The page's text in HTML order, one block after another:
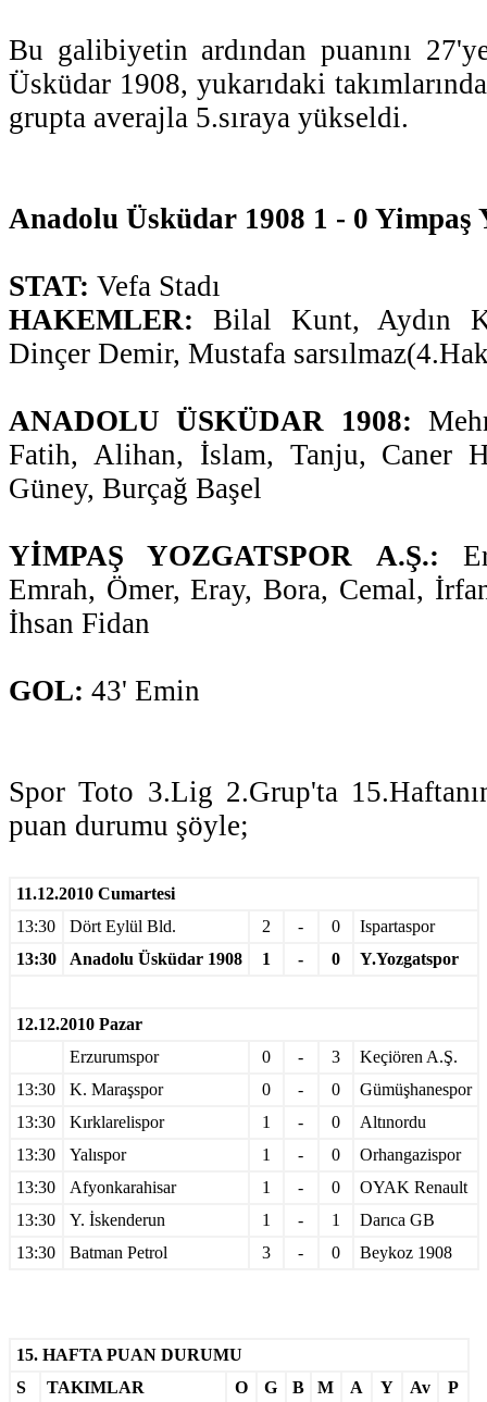
Bu galibiyetin ardından puanını
Üsküdar 1908, yukarıdaki
grupta averajla 5.sıraya yükseldi.
Anadolu Üsküdar 1908 1 - 0 Yimpaş
STAT: Vefa Stadı
HAKEMLER: Bilal Kunt, Aydın
Dinçer Demir, Mustafa
ANADOLU ÜSKÜDAR 1908:
Fatih, Alihan, İslam, Tanju, Caner
Güney, Burçağ Başel
YİMPAŞ YOZGATSPOR A.Ş.:
Emrah, Ömer, Eray, Bora, Cemal,
İhsan Fidan
GOL: 43' Emin
Spor Toto 3.Lig 2.Grup'ta
puan durumu şöyle;
11.12.2010 Cumartesi
13:30
Dört Eylül Bld. 2 - 0
Ispartaspor
13:30
Anadolu Üsküdar 1908 1 - 0 Y.Yozgatspor
12.12.2010 Pazar
Erzurumspor
0 - 3
Keçiören A.Ş.
13:30
K. Maraşspor 0 - 0
Gümüşhanespor
13:30
Kırklarelispor 1 - 0
Altınordu
13:30
Yalıspor 1 - 0
Orhangazispor
13:30
Afyonkarahisar 1 - 0
OYAK Renault
13:30
Y. İskenderun 1 - 1
Darıca GB
13:30
Batman Petrol 3 - 0 Beykoz 1908
15. HAFTA PUAN DURUMU
S
TAKIMLAR O G B M A Y Av P